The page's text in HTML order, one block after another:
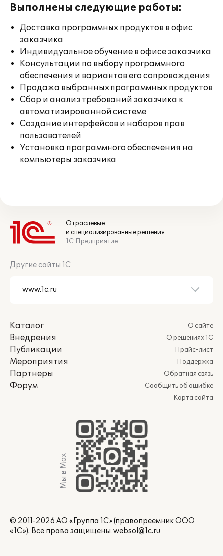
Выполнены следующие работы:
Доставка программных продуктов в офис
заказчика
Индивидуальное обучение в офисе заказчика
Консультации по выбору программного
обеспечения и вариантов его сопровождения
Продажа выбранных программных продуктов
Сбор и анализ требований заказчика к
автоматизированной системе
Создание интерфейсов и наборов прав
пользователей
Установка программного обеспечения на
компьютеры заказчика
Отраслевые
и специализированные решения
1С:Предприятие
Другие сайты 1С
Каталог
Внедрения
Публикации
Мероприятия
Партнеры
Форум
О сайте
О решениях 1С
Прайс-лист
Поддержка
Обратная связь
Сообщить об ошибке
Карта сайта
Мы в Max
© 2011-2026 АО «Группа 1С» (правопреемник ООО
«1С»). Все права защищены. websol@1c.ru